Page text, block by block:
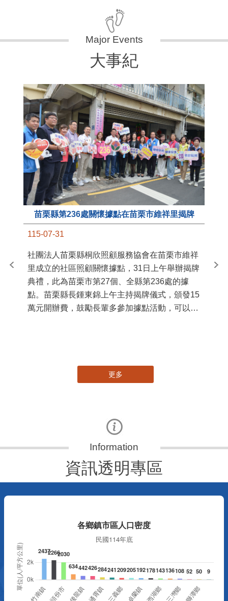
大事紀
苗栗縣第236處關懷據點在苗栗市維祥里揭牌
115-07-31
社團法人苗栗縣桐欣照顧服務協會在苗栗市維祥
里成立的社區照顧關懷據點，31日上午舉辦揭牌
典禮，此為苗栗市第27個、全縣第236處的據
點。苗栗縣長鍾東錦上午主持揭牌儀式，頒發15
萬元開辦費，鼓勵長輩多參加據點活動，可以更
苗
更多
資訊透明專區